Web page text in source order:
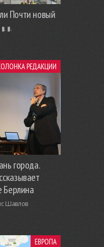
Почти новый
▮. ▮.
РЕДАКЦИИ
города.
Берлина
Шавлов
ЕВРОПА